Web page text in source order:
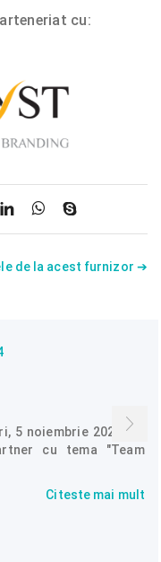
cu:
de la acest furnizor ➔
5 noiembrie 2024, de
cu tema "Team
Citeste mai mult